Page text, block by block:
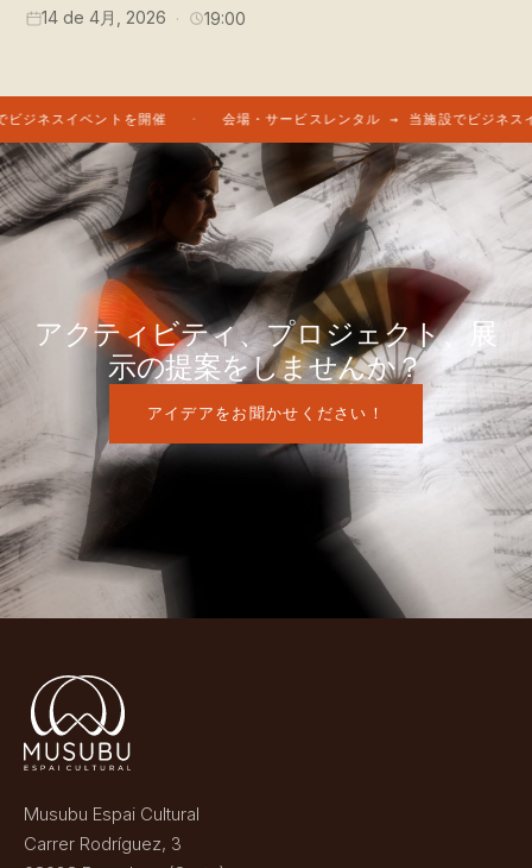
14 de 4月, 2026 19:00
スイベントを開催 · 会場・サービスレンタル → 当施設でビジネスイベ
アクティビティ、プロジェクト、展
示の提案をしませんか？
アイデアをお聞かせください！
Musubu Espai Cultural
Carrer Rodríguez, 3